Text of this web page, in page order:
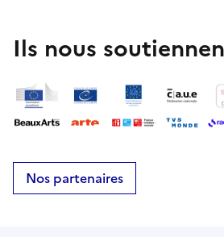
Ils nous
Nos partenaires